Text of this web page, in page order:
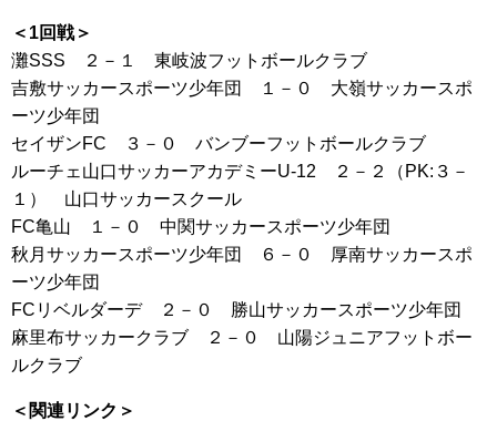
＜1回戦＞
灘SSS ２－１ 東岐波フットボールクラブ
吉敷サッカースポーツ少年団 １－０ 大嶺サッカースポ
ーツ少年団
セイザンFC ３－０ バンブーフットボールクラブ
ルーチェ山口サッカーアカデミーU-12 ２－２（PK:３－
１） 山口サッカースクール
FC亀山 １－０ 中関サッカースポーツ少年団
秋月サッカースポーツ少年団 ６－０ 厚南サッカースポ
ーツ少年団
FCリベルダーデ ２－０ 勝山サッカースポーツ少年団
麻里布サッカークラブ ２－０ 山陽ジュニアフットボー
ルクラブ
＜関連リンク＞